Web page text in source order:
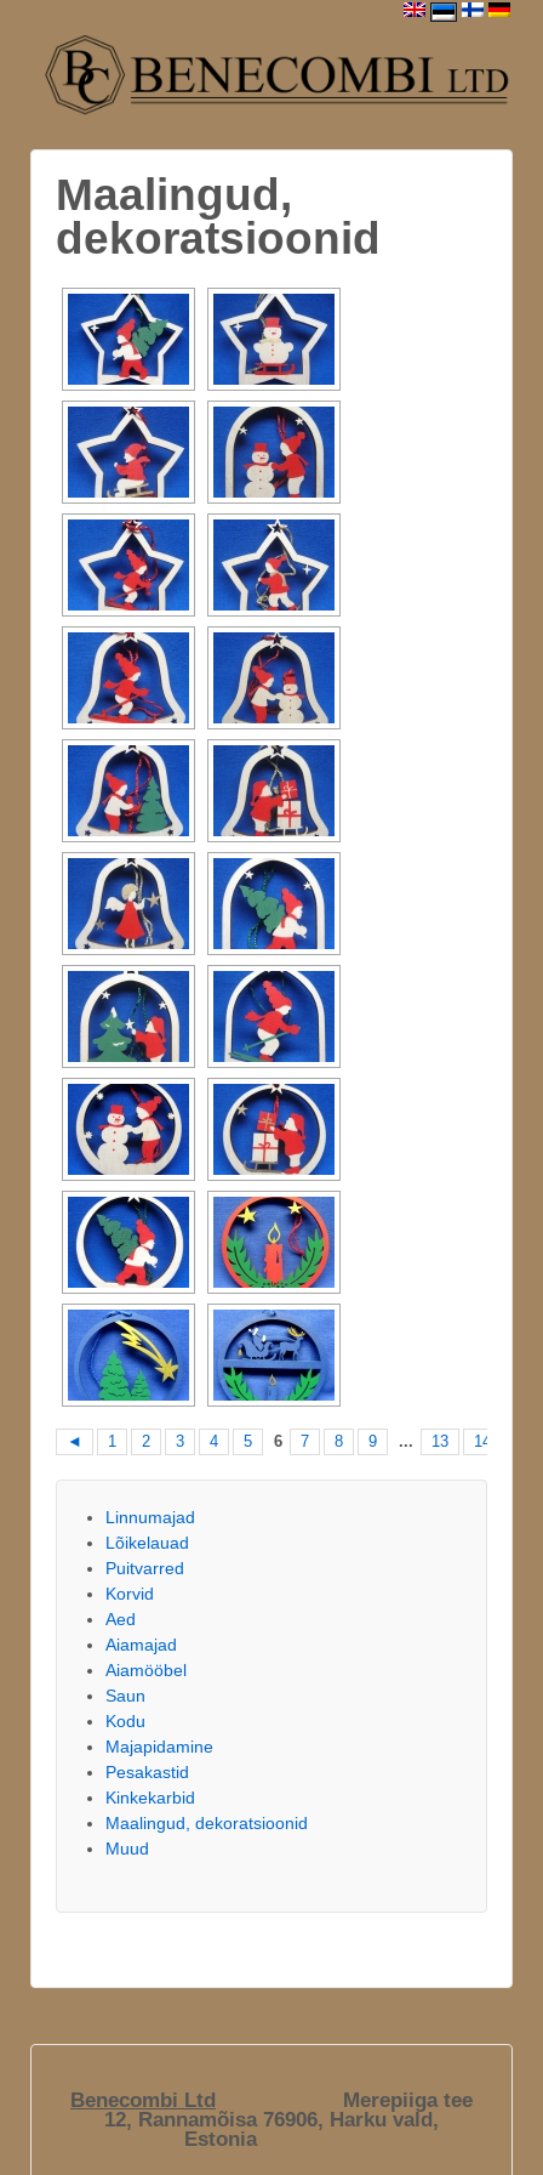
Maalingud,
dekoratsioonid
◄ 1 2 3 4 5 6 7 8 9 ... 13 14
Linnumajad
Lõikelauad
Puitvarred
Korvid
Aed
Aiamajad
Aiamööbel
Saun
Kodu
Majapidamine
Pesakastid
Kinkekarbid
Maalingud, dekoratsioonid
Muud
Benecombi Ltd
Merepiiga tee
12, Rannamõisa 76906, Harku vald,
Estonia